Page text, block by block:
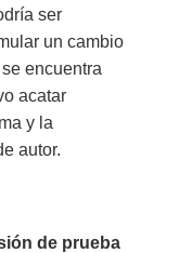
ser
un cambio
encuentra
acatar
y la
autor.
de prueba